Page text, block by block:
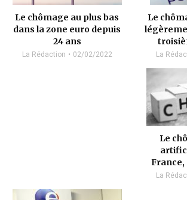
Le chômage au plus bas
dans la zone euro depuis
24 ans
La Rédaction 02/02/2022
Le
La
Le
France,
La